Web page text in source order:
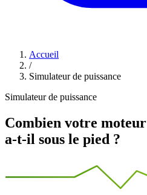
Accueil
/
Simulateur de puissance
Simulateur de puissance
Combien votre moteur
a-t-il sous le pied ?